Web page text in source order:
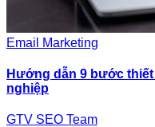
Email Marketing
Hướng dẫn 9 bước
nghiệp
GTV SEO Team